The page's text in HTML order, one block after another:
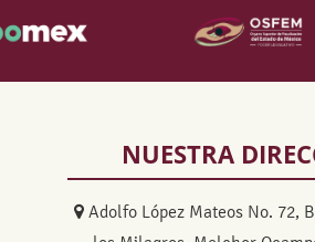
NUESTRA
Adolfo López Mateos No. 72,